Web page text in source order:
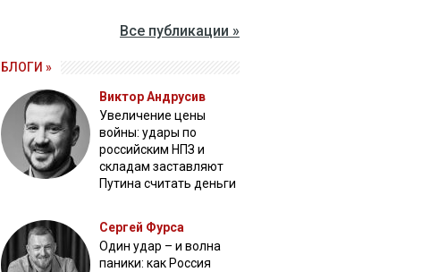
Все публикации »
БЛОГИ »
Виктор Андрусив
Увеличение цены
войны: удары по
российским НПЗ и
складам заставляют
Путина считать деньги
Сергей Фурса
Один удар – и волна
паники: как Россия